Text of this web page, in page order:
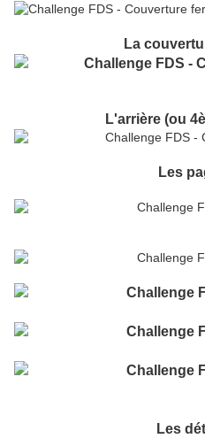
La
L'arrière (ou
Les
Les